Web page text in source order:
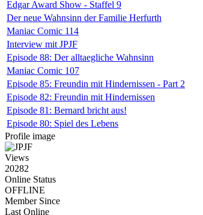
Edgar Award Show - Staffel 9
Der neue Wahnsinn der Familie Herfurth
Maniac Comic 114
Interview mit JPJF
Episode 88: Der alltaegliche Wahnsinn
Maniac Comic 107
Episode 85: Freundin mit Hindernissen - Part 2
Episode 82: Freundin mit Hindernissen
Episode 81: Bernard bricht aus!
Episode 80: Spiel des Lebens
Profile image
Views
20282
Online Status
OFFLINE
Member Since
Last Online